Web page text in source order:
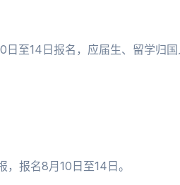
至14日报名，应届生、留学归国
报名8月10日至14日。